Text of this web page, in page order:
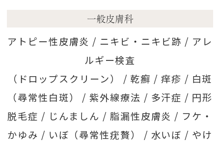
一般皮膚科
アトピー性皮膚炎 / ニキビ・ニキビ跡 / アレ
ルギー検査
（ドロップスクリーン） / 乾癬 / 痒疹 / 白斑
（尋常性白斑） /紫外線療法 / 多汗症 / 円形
脱毛症 / じんましん / 脂漏性皮膚炎 / フケ・
かゆみ / いぼ（尋常性疣贅） / 水いぼ / やけ